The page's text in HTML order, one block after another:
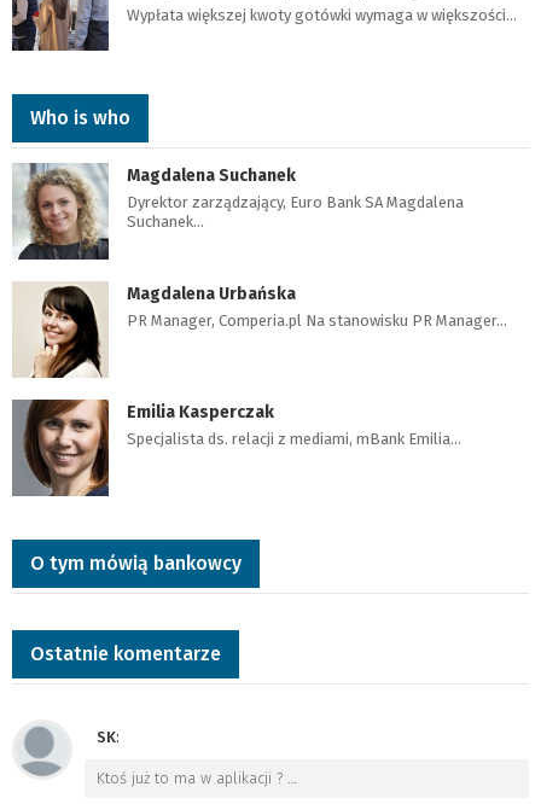
Wypłata większej kwoty gotówki wymaga w większości…
Who is who
Magdalena Suchanek
Dyrektor zarządzający, Euro Bank SA Magdalena
Suchanek…
Magdalena Urbańska
PR Manager, Comperia.pl Na stanowisku PR Manager…
Emilia Kasperczak
Specjalista ds. relacji z mediami, mBank Emilia…
O tym mówią bankowcy
Ostatnie komentarze
SK:
Ktoś już to ma w aplikacji ? …